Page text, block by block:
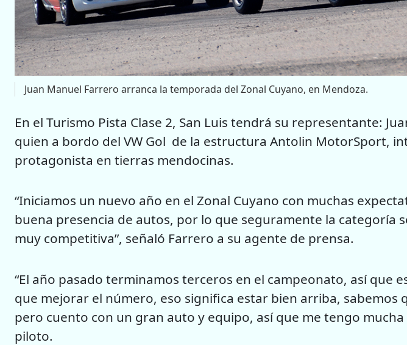
Juan Manuel Farrero arranca la temporada del Zonal Cuyano, en Mendoza.
En el Turismo Pista Clase 2, San Luis tendrá su representante:
quien a bordo del VW Gol de la estructura Antolin MotorSport,
protagonista en tierras mendocinas.
“Iniciamos un nuevo año en el Zonal Cuyano con muchas
buena presencia de autos, por lo que seguramente la categoría
muy competitiva”, señaló Farrero a su agente de prensa.
“El año pasado terminamos terceros en el campeonato, así que
que mejorar el número, eso significa estar bien arriba, sabemos
pero cuento con un gran auto y equipo, así que me tengo mucha
piloto.